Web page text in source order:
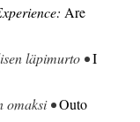
Are
läpimurto •I
omaksi •Outo